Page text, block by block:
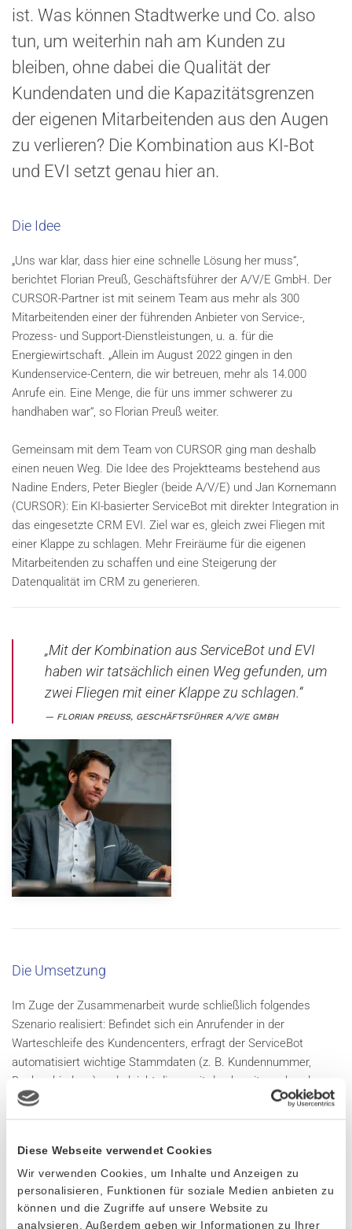
Diese Webseite verwendet Cookies
Wir verwenden Cookies, um Inhalte und Anzeigen zu
personalisieren, Funktionen für soziale Medien anbieten zu
können und die Zugriffe auf unsere Website zu
analysieren. Außerdem geben wir Informationen zu Ihrer
ist. Was können Stadtwerke und Co. also
tun, um weiterhin nah am Kunden zu
bleiben, ohne dabei die Qualität der
Kundendaten und die Kapazitätsgrenzen
der eigenen Mitarbeitenden aus den Augen
zu verlieren? Die Kombination aus KI-Bot
und EVI setzt genau hier an.
Die Idee
„Uns war klar, dass hier eine schnelle Lösung her muss“,
berichtet Florian Preuß, Geschäftsführer der A/V/E GmbH. Der
CURSOR-Partner ist mit seinem Team aus mehr als 300
Mitarbeitenden einer der führenden Anbieter von Service-,
Prozess- und Support-Dienstleistungen, u. a. für die
Energiewirtschaft. „Allein im August 2022 gingen in den
Kundenservice-Centern, die wir betreuen, mehr als 14.000
Anrufe ein. Eine Menge, die für uns immer schwerer zu
handhaben war“, so Florian Preuß weiter.
Gemeinsam mit dem Team von CURSOR ging man deshalb
einen neuen Weg. Die Idee des Projektteams bestehend aus
Nadine Enders, Peter Biegler (beide A/V/E) und Jan Kornemann
(CURSOR): Ein KI-basierter ServiceBot mit direkter Integration in
das eingesetzte CRM EVI. Ziel war es, gleich zwei Fliegen mit
einer Klappe zu schlagen. Mehr Freiräume für die eigenen
Mitarbeitenden zu schaffen und eine Steigerung der
Datenqualität im CRM zu generieren.
„Mit der Kombination aus ServiceBot und EVI
haben wir tatsächlich einen Weg gefunden, um
zwei Fliegen mit einer Klappe zu schlagen.“
FLORIAN PREUSS, GESCHÄFTSFÜHRER A/V/E GMBH
Die Umsetzung
Im Zuge der Zusammenarbeit wurde schließlich folgendes
Szenario realisiert: Befindet sich ein Anrufender in der
Warteschleife des Kundencenters, erfragt der ServiceBot
automatisiert wichtige Stammdaten (z. B. Kundennummer,
Bankverbindung) und gleicht diese mit den bereits vorhandenen
Informationen in EVI ab. Falls notwendig, erfragt der Bot beim
Anrufenden weitere relevante Daten, die noch nicht im CRM
diese Weise sicher, dass alle Felder für eine qualitativ
hochwertige Datenerfassung im System ausgefüllt sind. Die
automatisierte Erfassung und Integration der abgefragten
Daten in das EVI-Backend ermöglicht es somit,